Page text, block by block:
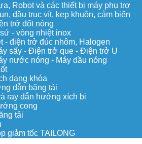
Robot và các thiết bị máy phụ trợ
đầu trục vít, kẹp khuôn, cảm biến
trở đốt nóng
- vòng nhiệt inox
- điện trở đúc nhôm, Halogen
sấy - Điện trở que - Điện trở U
nước nóng - Máy dầu nóng
dạng khóa
dẫn băng tải
ray dẫn hướng xích bi
cong
tải
giảm tốc TAILONG